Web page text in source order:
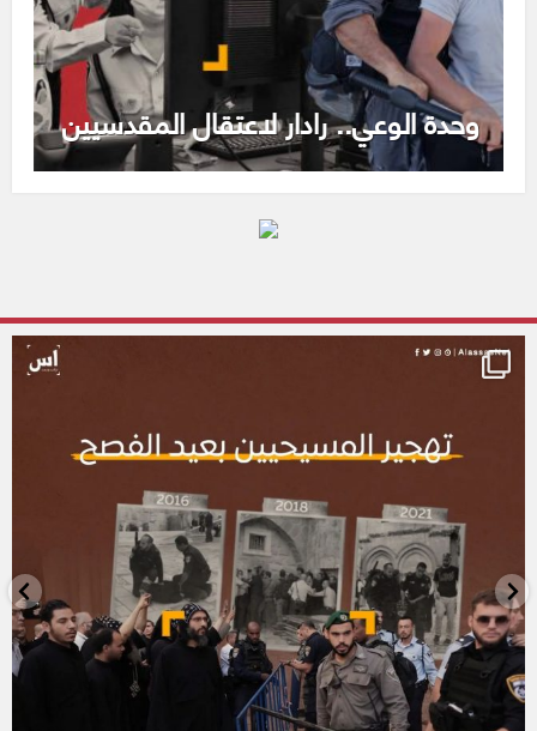
وحدة الوعي.. رادار لاعتقال المقدسيين